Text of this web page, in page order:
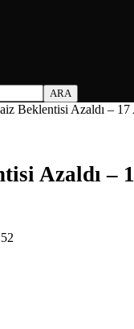
Beklentisi Azaldı – 17
Azaldı –